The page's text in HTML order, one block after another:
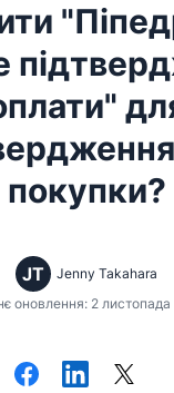
покупки?
JT
Jenny Takahara
оновлення: 2